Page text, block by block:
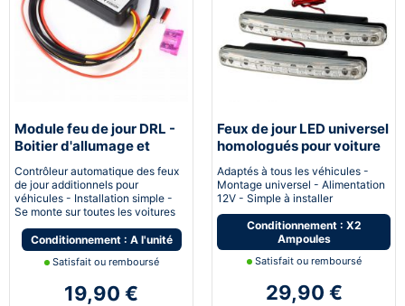
Module feu de jour DRL -
Boitier d'allumage et
extinction automatique
pour feux de jour Led
Contrôleur automatique des feux
de jour additionnels pour
véhicules - Installation simple -
Se monte sur toutes les voitures
Conditionnement : A l'unité
Satisfait ou remboursé
19,90 €
Feux de jour LED universel
homologués pour voiture
moto quad
Adaptés à tous les véhicules -
Montage universel - Alimentation
12V - Simple à installer
Conditionnement : X2
Ampoules
Satisfait ou remboursé
29,90 €